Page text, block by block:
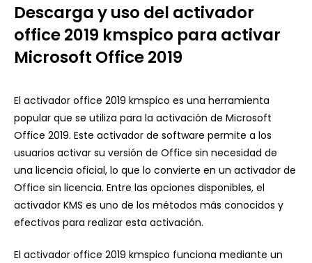
Descarga y uso del activador
office 2019 kmspico para activar
Microsoft Office 2019
El activador office 2019 kmspico es una herramienta
popular que se utiliza para la activación de Microsoft
Office 2019. Este activador de software permite a los
usuarios activar su versión de Office sin necesidad de
una licencia oficial, lo que lo convierte en un activador de
Office sin licencia. Entre las opciones disponibles, el
activador KMS es uno de los métodos más conocidos y
efectivos para realizar esta activación.
El activador office 2019 kmspico funciona mediante un